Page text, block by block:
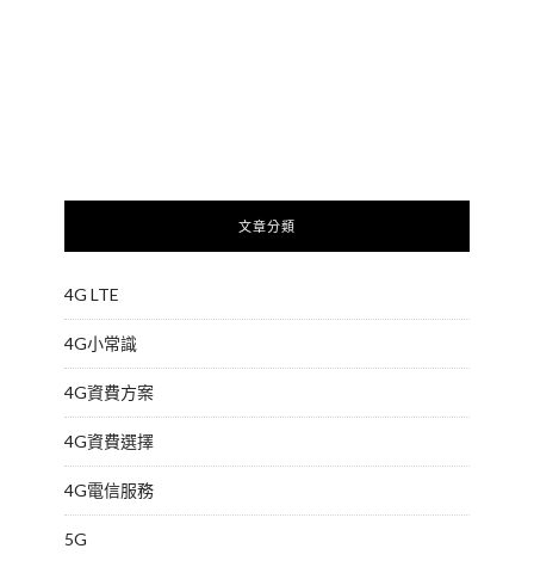
文章分類
4G LTE
4G小常識
4G資費方案
4G資費選擇
4G電信服務
5G